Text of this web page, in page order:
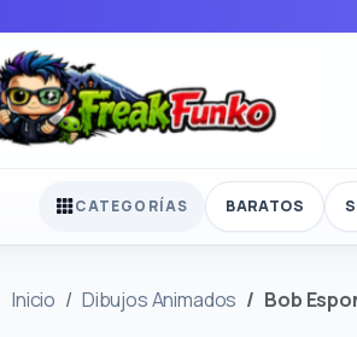
CATEGORÍAS BARATOS
Inicio Dibujos Animados Bob